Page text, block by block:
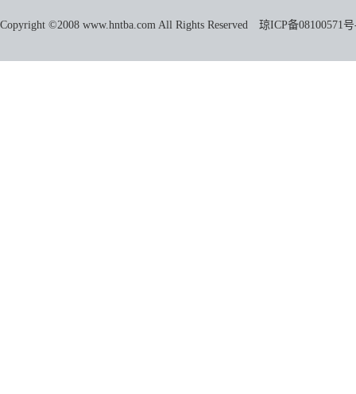
Copyright ©2008 www.hntba.com All Rights Reserved 琼ICP备08100571